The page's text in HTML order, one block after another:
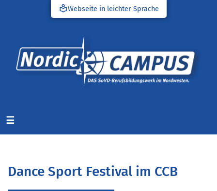
local_libraryWebseite in leichter Sprache
☰
Dance Sport Festival im CCB